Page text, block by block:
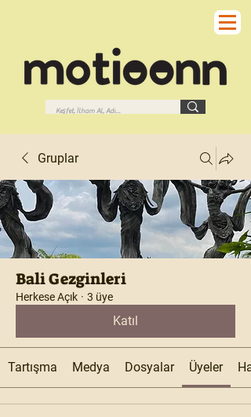
Gruplar
Bali Gezginleri
Herkese Açık · 3 üye
Katıl
Tartışma Medya Dosyalar Üyeler